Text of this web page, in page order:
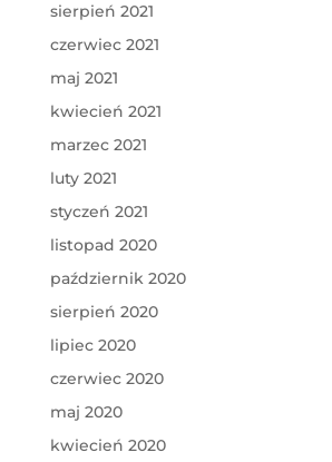
sierpień 2021
czerwiec 2021
maj 2021
kwiecień 2021
marzec 2021
luty 2021
styczeń 2021
listopad 2020
październik 2020
sierpień 2020
lipiec 2020
czerwiec 2020
maj 2020
kwiecień 2020